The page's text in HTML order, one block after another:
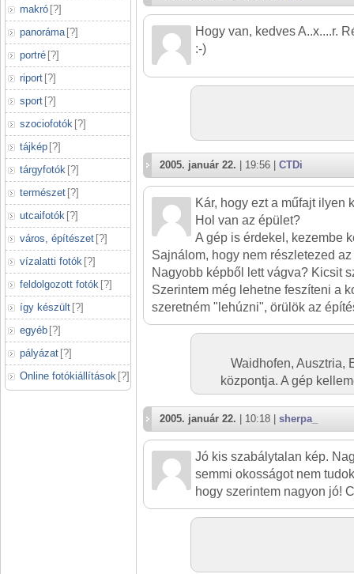
makró [?]
panoráma [?]
portré [?]
riport [?]
sport [?]
szociofotók [?]
tájkép [?]
tárgyfotók [?]
természet [?]
utcaifotók [?]
város, építészet [?]
vízalatti fotók [?]
feldolgozott fotók [?]
így készült [?]
egyéb [?]
pályázat [?]
Online fotókiállítások [?]
Hogy van, kedves A..x....r.
:-)
2005. január 22. | 19:56 | CTDi
Kár, hogy ezt a műfajt ilyen
Hol van az épület?
A gép is érdekel, kezembe
Sajnálom, hogy nem részletezed
Nagyobb képből lett vágva? Kicsit
Szerintem még lehetne feszíteni a
szeretném "lehúzni", örülök az
Waidhofen, Ausztria,
központja. A gép
2005. január 22. | 10:18 | sherpa_
Jó kis szabálytalan kép.
semmi okosságot nem
hogy szerintem nagyon jó!